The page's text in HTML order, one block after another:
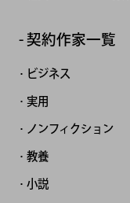
契約作家一覧
ビジネス
実用
ノンフィクション
教養
小説